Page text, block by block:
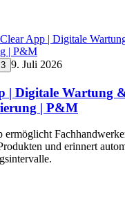
App | Digitale
| P&M
3 9. Juli 2026
| Digitale Wartung
| P&M
und erinnert